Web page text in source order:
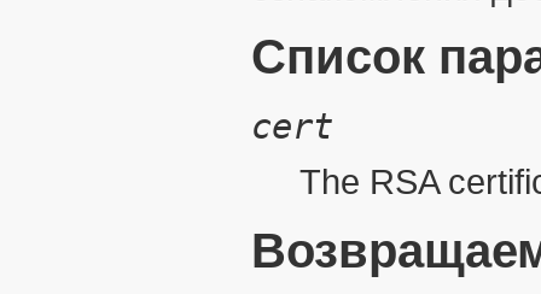
Список
cert
The RSA